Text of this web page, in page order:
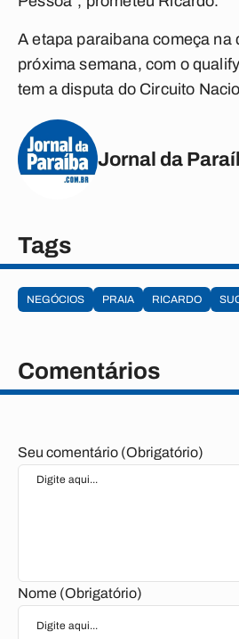
A etapa paraibana começa na
próxima semana, com o
tem a disputa do Circuito
Jornal da
Tags
NEGÓCIOS PRAIA RICARDO
Comentários
Seu comentário (Obrigatório)
Nome (Obrigatório)